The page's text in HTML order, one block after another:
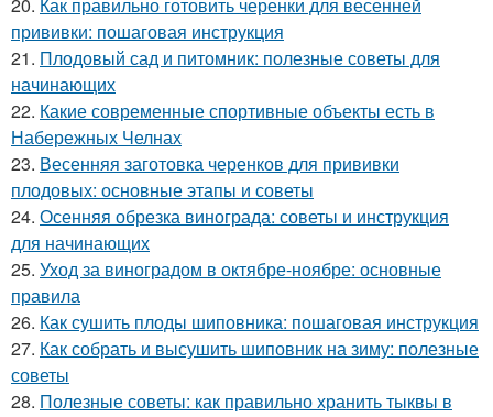
прививки: пошаговая инструкция
21. Плодовый сад и питомник: полезные советы для
начинающих
22. Какие современные спортивные объекты есть в
Набережных Челнах
23. Весенняя заготовка черенков для прививки
плодовых: основные этапы и советы
24. Осенняя обрезка винограда: советы и инструкция
для начинающих
25. Уход за виноградом в октябре-ноябре: основные
правила
26. Как сушить плоды шиповника: пошаговая инструкция
27. Как собрать и высушить шиповник на зиму: полезные
советы
28. Полезные советы: как правильно хранить тыквы в